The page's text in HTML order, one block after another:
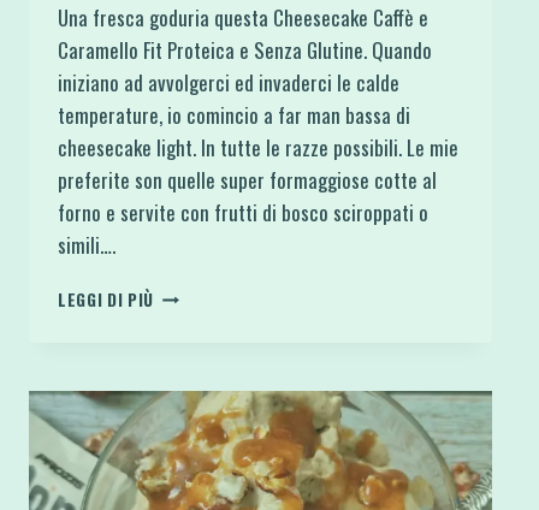
Una fresca goduria questa Cheesecake Caffè e
Caramello Fit Proteica e Senza Glutine. Quando
iniziano ad avvolgerci ed invaderci le calde
temperature, io comincio a far man bassa di
cheesecake light. In tutte le razze possibili. Le mie
preferite son quelle super formaggiose cotte al
forno e servite con frutti di bosco sciroppati o
simili….
LEGGI DI PIÙ CHEESECAKE
FIT
PROTEICA
E
SENZA
GLUTINE